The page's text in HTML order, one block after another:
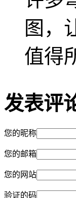
图，
值得
发表评
您的昵称
您的邮箱
您的网站
验证的码